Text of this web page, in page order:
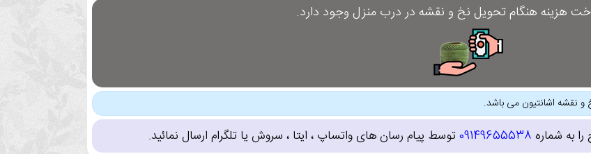
هزینه هنگام تحویل نخ و نقشه در درب منزل وجود دارد.
و نقشه اشانتیون می باشد.
به شماره 09149655538توسط پیام رسان های واتساپ ، ایتا ، سروش یا تلگرام ارسال نمائید.